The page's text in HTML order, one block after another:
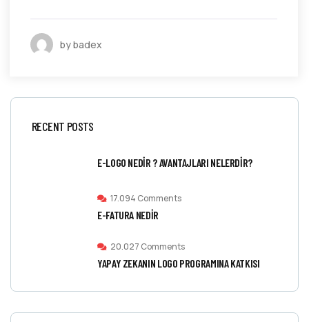
by badex
RECENT POSTS
E-LOGO NEDIR ? AVANTAJLARI NELERDIR?
17.094 Comments
E-FATURA NEDIR
20.027 Comments
YAPAY ZEKANIN LOGO PROGRAMINA KATKISI